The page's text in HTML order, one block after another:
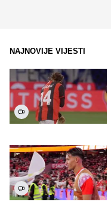
NAJNOVIJE VIJESTI